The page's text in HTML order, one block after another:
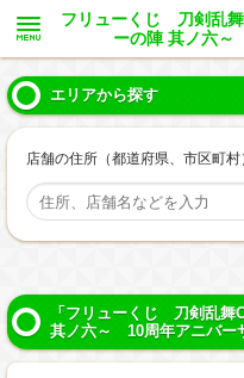
フリューくじ 刀剣乱
ーの陣 其ノ六
エリアから探す
店舗の住所（都道府県、市区町
「フリューくじ 刀剣乱
其ノ六～ 10周年アニバー